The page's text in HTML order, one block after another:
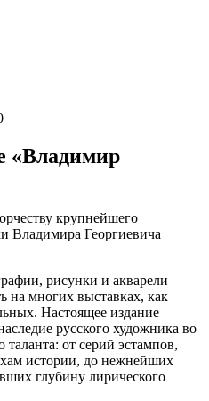
«Владимир
крупнейшего
Владимира Георгиевича
рисунки и акварели
на многих выставках, как
Настоящее издание
русского художника во
от серий эстампов,
истории, до нежнейших
глубину лирического